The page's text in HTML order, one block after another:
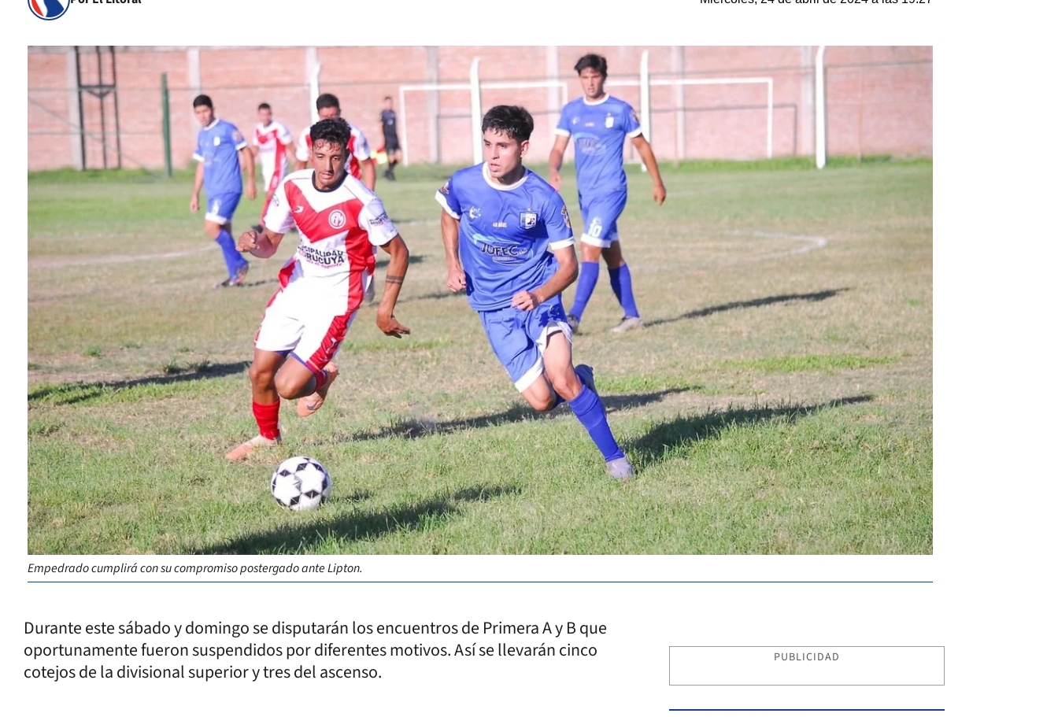
Empedrado cumplirá con su compromiso postergado ante Lipton.
Durante este sábado y domingo se disputarán los encuentros de Primera A y B que
oportunamente fueron suspendidos por diferentes motivos. Así se llevarán cinco
cotejos de la divisional superior y tres del ascenso.
PUBLICIDAD